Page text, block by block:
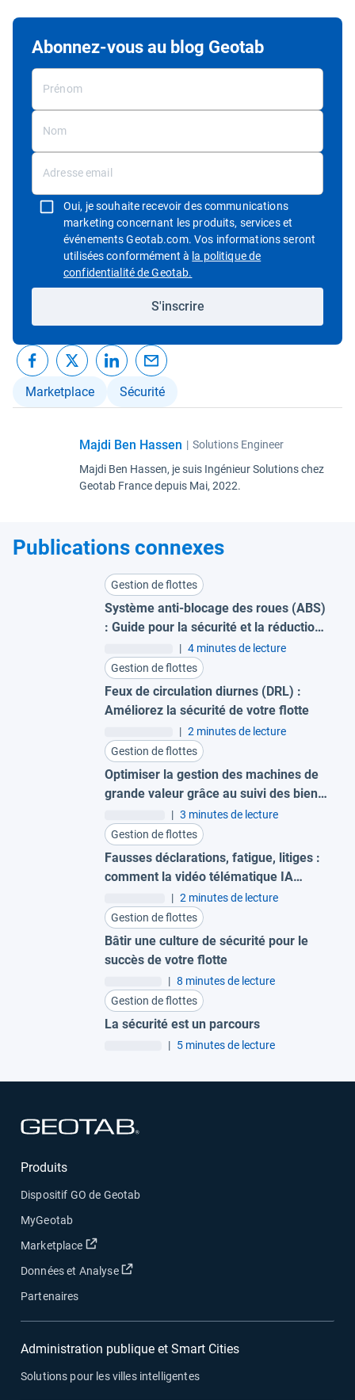
Abonnez-vous au blog Geotab
Oui, je souhaite recevoir des communications
marketing concernant les produits, services et
événements Geotab.com. Vos informations seront
utilisées conformément à la politique de
confidentialité de Geotab.
S'inscrire
Marketplace Sécurité
Majdi Ben Hassen | Solutions Engineer
Majdi Ben Hassen, je suis Ingénieur Solutions chez
Geotab France depuis Mai, 2022.
Publications connexes
Gestion de flottes
Système anti-blocage des roues (ABS)
: Guide pour la sécurité et la réduction
des accidents| 4 minutes de lecture
Gestion de flottes
Feux de circulation diurnes (DRL) :
Améliorez la sécurité de votre flotte
| 2 minutes de lecture
Gestion de flottes
Optimiser la gestion des machines de
grande valeur grâce au suivi des biens
sur les chantiers
| 3 minutes de lecture
Gestion de flottes
Fausses déclarations, fatigue, litiges :
comment la vidéo télématique IA
protège vos flottes
| 2 minutes de lecture
Gestion de flottes
Bâtir une culture de sécurité pour le
succès de votre flotte
| 8 minutes de lecture
Gestion de flottes
La sécurité est un parcours
| 5 minutes de lecture
Produits
Dispositif GO de Geotab
MyGeotab
Marketplace
Ouvrir dans une nouvelle fenêtre
Données et Analyse Ouvrir dans une nouvelle fenêtre
Partenaires
Administration publique et Smart Cities
Solutions pour les villes intelligentes